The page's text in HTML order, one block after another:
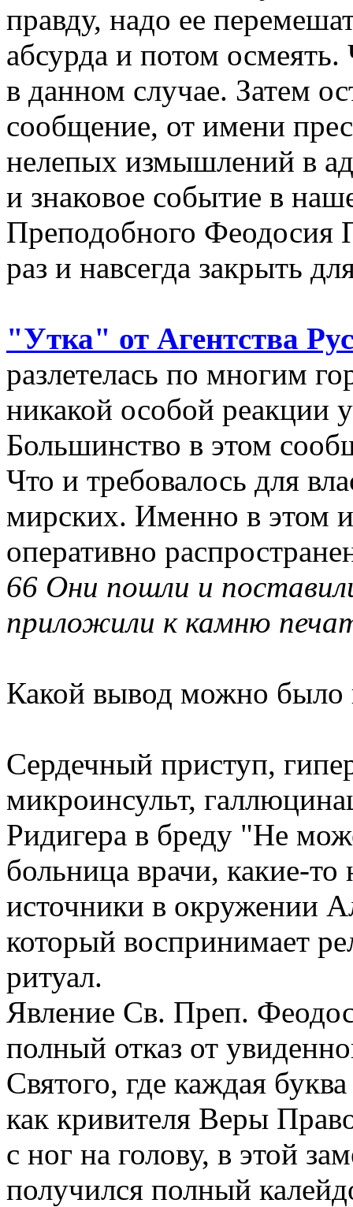
правду, надо ее
абсурда и потом
в данном случае. Затем
сообщение, от имени
нелепых измышлений в
и знаковое событие в
Преподобного Феодосия
раз и навсегда закрыть
"Утка" от Агентства
разлетелась по многим
никакой особой реакции
Большинство в этом
Что и требовалось для
мирских. Именно в этом
оперативно
66 Они пошли и
приложили к камню
Какой вывод можно было
Сердечный приступ,
микроинсульт,
Ридигера в бреду "Не
больница врачи, какие-
источники в окружении
который воспринимает
ритуал.
Явление Св. Преп.
полный отказ от
Святого, где каждая
как кривителя Веры
с ног на голову, в этой
получился полный